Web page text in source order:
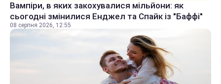
Вампіри, в яких закохувалися мільйони: як
сьогодні змінилися Енджел та Спайк із "Баффі"
08 серпня 2026, 12:55